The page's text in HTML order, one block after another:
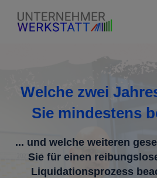
Welche zwei
Sie mindestens
... und welche weiteren
Sie für einen
Liquidationsprozess